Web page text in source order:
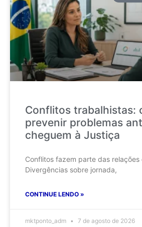
Conflitos trabalhistas:
prevenir problemas
cheguem à Justiça
Conflitos fazem parte das relações
Divergências sobre jornada,
CONTINUE LENDO »
mktponto_adm 7 de agosto de 2026